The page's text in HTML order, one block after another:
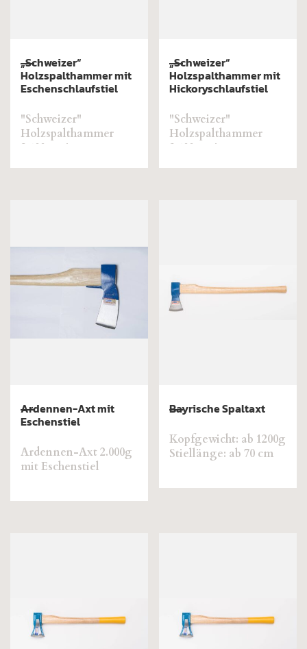
„Schweizer“
Holzspalthammer mit
Eschenschlaufstiel
"Schweizer"
Holzspalthammer
3.500g mit
„Schweizer“
Holzspalthammer mit
Hickoryschlaufstiel
"Schweizer"
Holzspalthammer
3.500g mit
Ardennen-Axt mit
Eschenstiel
Ardennen-Axt 2.000g
mit Eschenstiel
Bayrische Spaltaxt
Kopfgewicht: ab 1200g
Stiellänge: ab 70 cm